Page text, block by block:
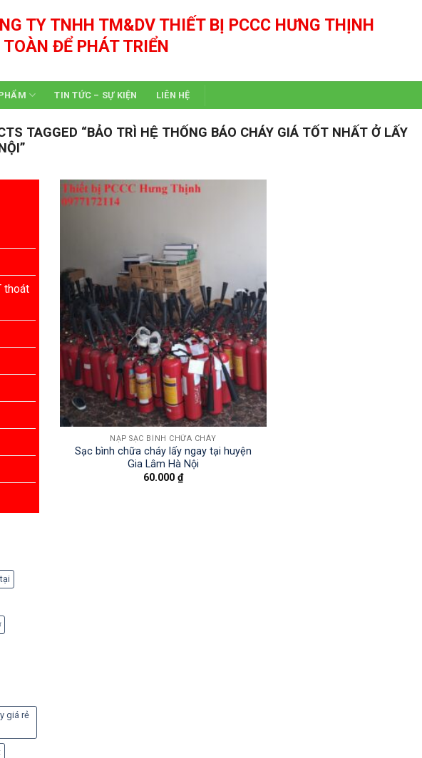
TY TNHH TM&DV THIẾT BỊ PCCC HƯNG THỊNH
ĐỂ PHÁT TRIỂN
TIN TỨC – SỰ KIỆN LIÊN HỆ
TAGGED “BẢO TRÌ HỆ THỐNG BÁO CHÁY GIÁ TỐT NHẤT Ở LẤY
thoát
giá rẻ
NẠP SẠC BÌNH CHỮA CHÁY
Sạc bình chữa cháy lấy ngay tại huyện
Gia Lâm Hà Nội
60.000₫